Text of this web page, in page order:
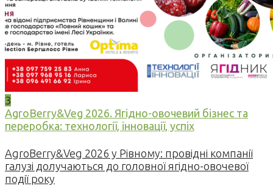
3
AgroBerry&Veg 2026. Ягідно-овочевий бізнес та
переробка: технології, інновації, успіх
AgroBerry&Veg 2026 у Рівному: провідні компанії
галузі долучаються до головної ягідно-овочевої
події року